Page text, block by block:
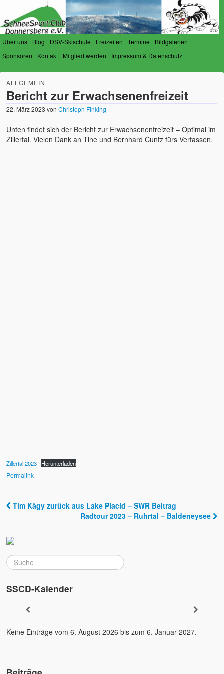
Über uns Blog DSV-Skischule Freizeiten Termine
Bildgalerien
Sponsoren
Kontakt Mitglied werden Impressum & Datenschutz
SchneeSport-Club Donnersberg
e.V.
ALLGEMEIN
Bericht zur Erwachsenenfreizeit
22. März 2023 vonChristoph Finking
Unten findet sich der Bericht zur Erwachsenenfreizeit – Optimal im
Zillertal. Vielen Dank an Tine und Bernhard Cuntz fürs Verfassen.
Zillertal 2023 Herunterladen
Permalink
Post navigation
Tim Kägy zurück aus Lake Placid – SWR Beitrag
Radtour 2023 – Ruhrtal – Baldeneysee
SSCD-Kalender
Keine Einträge vom 6. August 2026 bis zum 6. Januar 2027.